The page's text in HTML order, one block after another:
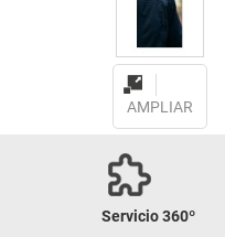
AMPLIAR
Servicio 360º